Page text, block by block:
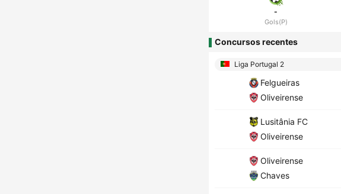
-
Gols(P)
Concursos recentes
Liga Portugal 2
Felgueiras
Oliveirense
Lusitânia FC
Oliveirense
Oliveirense
Chaves